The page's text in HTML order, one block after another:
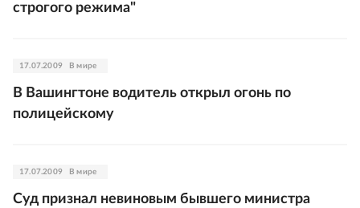
строгого режима"
17.07.2009 В мире
В Вашингтоне водитель открыл огонь по
полицейскому
17.07.2009 В мире
Суд признал невиновым бывшего министра